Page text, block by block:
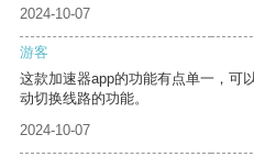
2024-10-07
游客
这款加速器app的功能有点单一，可
动切换线路的功能。
2024-10-07